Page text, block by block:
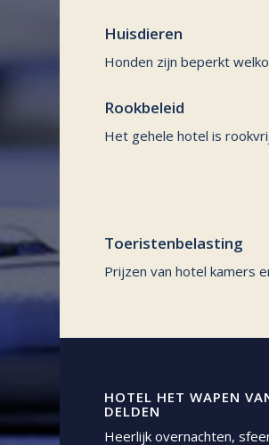
Huisdieren
Honden zijn beperkt
Rookbeleid
Het gehele hotel is
Toeristenbelasting
Prijzen van hotel kamers
HOTEL HET WAPEN
DELDEN
Heerlijk overnachten,